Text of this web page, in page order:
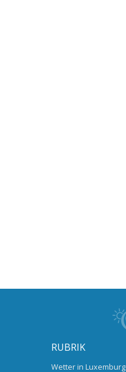
RUBRIK
Wetter in Luxemburg